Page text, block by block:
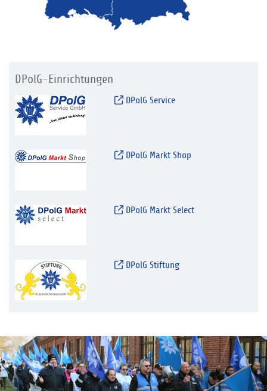
DPolG-Einrichtungen
DPolG Service
DPolG Markt Shop
DPolG Markt Select
DPolG Stiftung